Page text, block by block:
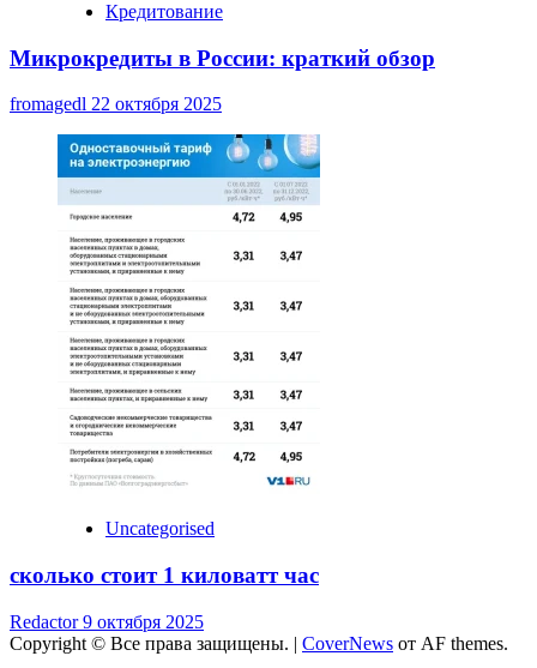
Кредитование
Микрокредиты в России: краткий обзор
fromagedl 22 октября 2025
Uncategorised
сколько стоит 1 киловатт час
Redactor9 октября 2025
Copyright © Все права защищены. | CoverNews от AF themes.